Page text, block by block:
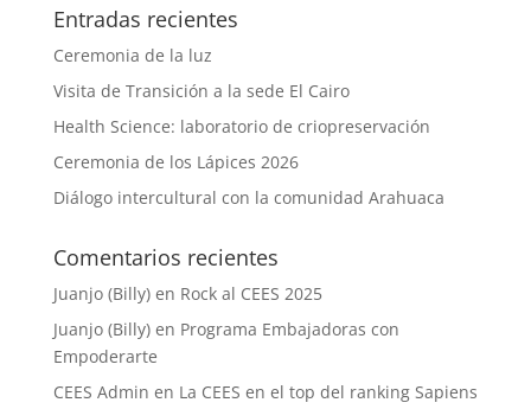
Entradas recientes
Ceremonia de la luz
Visita de Transición a la sede El Cairo
Health Science: laboratorio de criopreservación
Ceremonia de los Lápices 2026
Diálogo intercultural con la comunidad Arahuaca
Comentarios recientes
Juanjo (Billy)en Rock al CEES 2025
Juanjo (Billy)en Programa Embajadoras con
Empoderarte
CEES Admin en La CEES en el top del ranking Sapiens